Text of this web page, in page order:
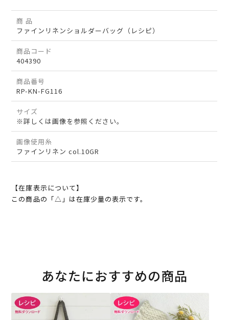
商 品
ファインリネンショルダーバッグ（レシピ）
商品コード
404390
商品番号
RP-KN-FG116
サイズ
※詳しくは画像を参照ください。
画像使用糸
ファインリネン col.10GR
【在庫表示について】
この商品の「△」は在庫少量の表示です。
あなたにおすすめの商品